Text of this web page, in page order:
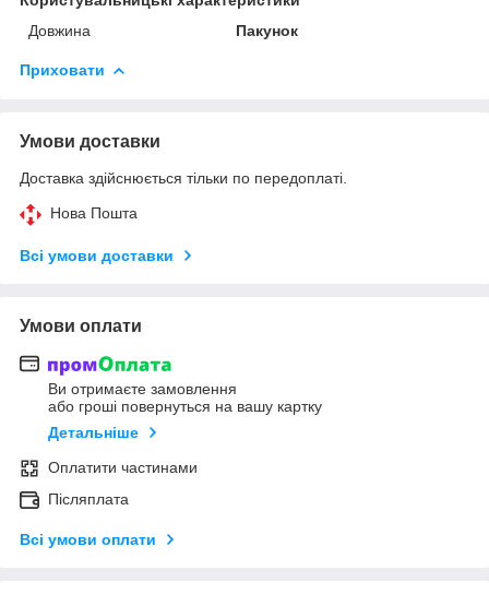
Довжина
Пакунок
Приховати
Умови доставки
Доставка здійснюється тільки по передоплаті.
Нова Пошта
Всі умови доставки
Умови оплати
Ви отримаєте замовлення
або гроші повернуться на вашу картку
Детальніше
Оплатити частинами
Післяплата
Всі умови оплати